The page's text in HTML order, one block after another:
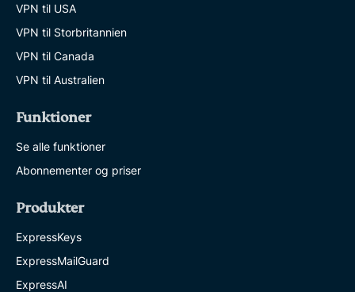
VPN til USA
VPN til Storbritannien
VPN til Canada
VPN til Australien
Funktioner
Se alle funktioner
Abonnementer og priser
Produkter
ExpressKeys
ExpressMailGuard
ExpressAI